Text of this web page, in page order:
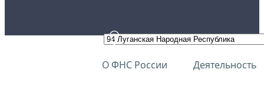
О ФНС России Деятельность